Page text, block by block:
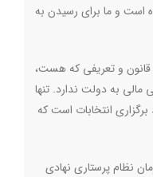
است و ما برای رسیدن به
و تعریفی که هست،
به دولت ندارد. تنها
انتخابات است که
نظام پرستاری نهادی